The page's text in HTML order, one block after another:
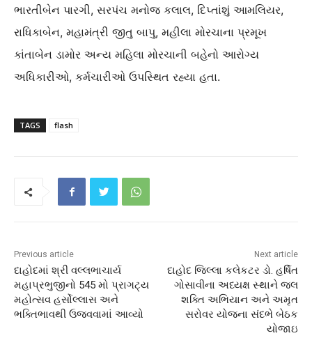
ભારતીબેન પારગી, સરપંચ મનોજ કલાલ, દિપ્તાંશું આમલિયર,
રાધિકાબેન, મહામંત્રી જીતુ બાપુ, મહીલા મોરચાના પ્રમૂખ
કાંતાબેન ડામોર અન્ય મહિલા મોરચાની બહેનો આરોગ્ય
અધિકારીઓ, કર્મચારીઓ ઉપસ્થિત રહ્યા હતા.
TAGS flash
Previous article
દાહોદમાં શ્રી વલ્લભાચાર્ય
મહાપ્રભુજીનો 545 મો પ્રાગટ્ય
મહોત્સવ હર્સોલ્લાસ અને
ભક્તિભાવથી ઉજવવામાં આવ્યો
Next article
દાહોદ જિલ્લા કલેકટર ડો. હર્ષિત
ગોસાવીના અધ્યક્ષ સ્થાને જલ
શક્તિ અભિયાન અને અમૃત
સરોવર યોજના સંદભે બેઠક
યોજાઇ